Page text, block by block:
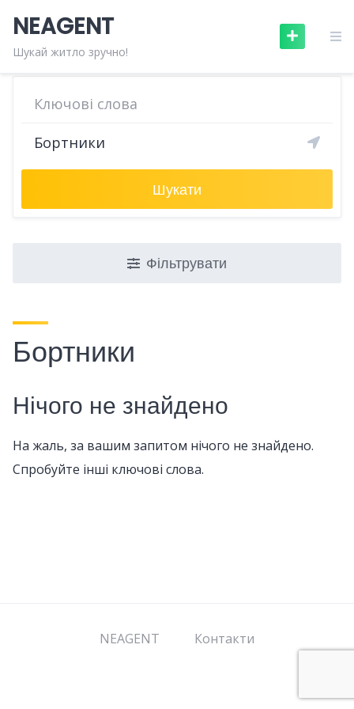
content
NEAGENT
Шукай житло зручно!
Шукати
Фільтрувати
Бортники
Нічого не знайдено
На жаль, за вашим запитом нічого не знайдено.
Спробуйте інші ключові слова.
NEAGENT Контакти